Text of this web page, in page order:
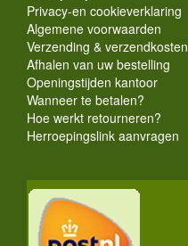
Privacy-en cookieverklaring
Algemene voorwaarden
Verzending & verzendkosten
Afhalen van uw bestelling
Openingstijden kantoor
Wanneer te betalen?
Hoe werkt retourneren?
Herroepingslink aanvragen